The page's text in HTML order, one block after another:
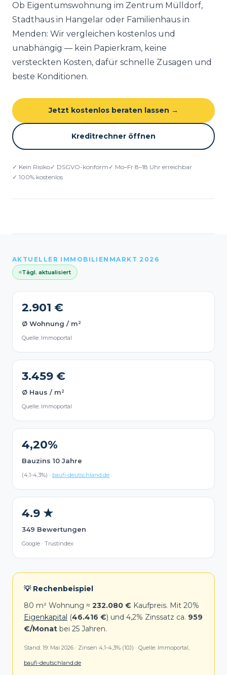
Ob Eigentumswohnung im Zentrum Mülldorf,
Stadthaus in Hangelar oder Familienhaus in
Menden: Wir vergleichen kostenlos und
unabhängig — kein Papierkram, keine
versteckten Kosten, dafür schnelle Zusagen und
beste Konditionen.
Jetzt kostenlos beraten lassen →
Kreditrechner öffnen
✓ Kein Risiko✓ DSGVO-konform ✓ Mo–Fr 8–18 Uhr erreichbar
✓ 100% kostenlos
AKTUELLER IMMOBILIENMARKT 2026
Tägl. aktualisiert
2.901 €
Ø Wohnung / m²
Quelle: Immoportal
3.459 €
Ø Haus / m²
Quelle: Immoportal
4,20%
Bauzins 10 Jahre
(4,1-4,3%) · baufi-deutschland.de
4.9 ★
349 Bewertungen
Google · Trustindex
💡 Rechenbeispiel
80 m² Wohnung ≈ 232.080 € Kaufpreis. Mit 20%
Eigenkapital (46.416 €) und 4,2% Zinssatz ca. 959
€/Monat bei 25 Jahren.
Stand: 19. Mai 2026 · Zinsen 4,1-4,3% (10J) · Quelle: Immoportal,
baufi-deutschland.de